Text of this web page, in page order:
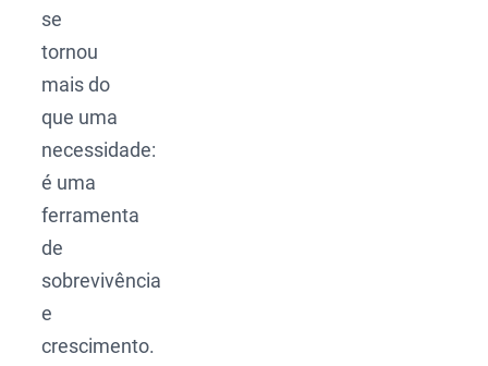
se
tornou
mais do
que uma
necessidade:
é uma
ferramenta
de
sobrevivência
e
crescimento.